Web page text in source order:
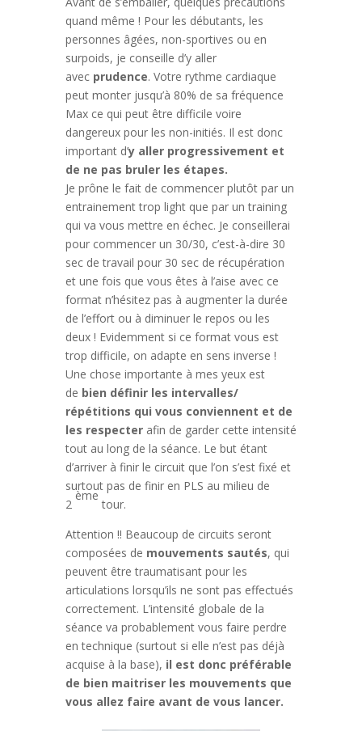
quand même ! Pour les débutants, les
personnes âgées, non-sportives ou en
surpoids, je conseille d’y aller
avecprudence. Votre rythme cardiaque
peut monter jusqu’à 80% de sa fréquence
Max ce qui peut être difficile voire
dangereux pour les non-initiés. Il est donc
important d’y aller progressivement et
de ne pas bruler les étapes.
Je prône le fait de commencer plutôt par un
entrainement trop light que par un training
qui va vous mettre en échec. Je conseillerai
pour commencer un 30/30, c’est-à-dire 30
sec de travail pour 30 sec de récupération
et une fois que vous êtes à l’aise avec ce
format n’hésitez pas à augmenter la durée
de l’effort ou à diminuer le repos ou les
deux ! Evidemment si ce format vous est
trop difficile, on adapte en sens inverse !
Une chose importante à mes yeux est
de bien définir les intervalles/
répétitions qui vous conviennent et de
les respecterafin de garder cette intensité
tout au long de la séance. Le but étant
d’arriver à finir le circuit que l’on s’est fixé et
surtout pas de finir en PLS au milieu de
2
ème
tour.
Attention !! Beaucoup de circuits seront
composées de mouvements sautés, qui
peuvent être traumatisant pour les
articulations lorsqu’ils ne sont pas effectués
correctement. L’intensité globale de la
séance va probablement vous faire perdre
en technique (surtout si elle n’est pas déjà
acquise à la base), il est donc préférable
de bien maitriser les mouvements que
vous allez faire avant de vous lancer.